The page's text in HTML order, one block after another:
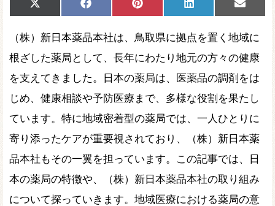
Share
on
X
(Twitter)
Share
on
Facebook Share
on
Pinterest Share
on
LinkedIn
Share
on
Email
（株）新日本薬品本社は、鳥取県に拠点を置く地域に
根ざした薬局として、長年にわたり地元の方々の健康
を支えてきました。日本の薬局は、医薬品の調剤をは
じめ、健康相談や予防医療まで、多様な役割を果たし
ています。特に地域密着型の薬局では、一人ひとりに
寄り添ったケアが重要視されており、（株）新日本薬
品本社もその一翼を担っています。この記事では、日
本の薬局の特徴や、（株）新日本薬品本社の取り組み
について探っていきます。地域医療における薬局の意